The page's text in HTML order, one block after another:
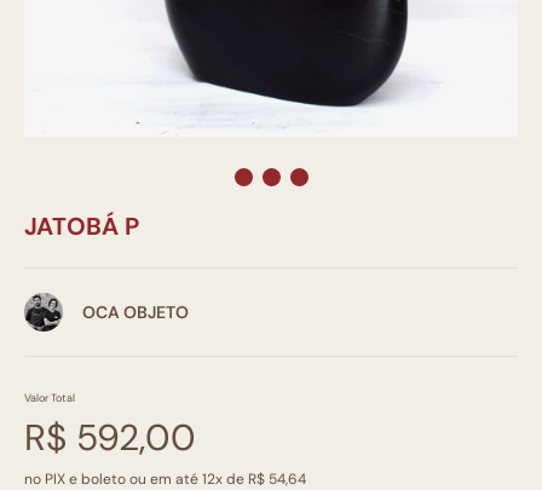
JATOBÁ P
OCA OBJETO
Valor Total
R$ 592,00
no PIX e boleto ou em até 12x de R$ 54,64